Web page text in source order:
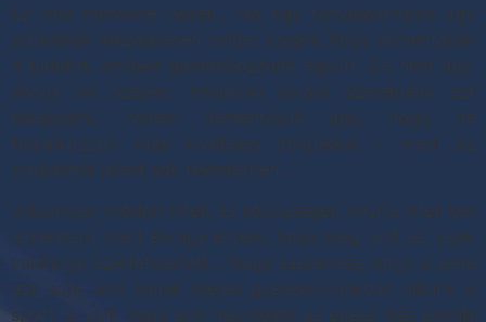
Ez már messzire vezet… Ha egy társadalomban úgy
próbálnak idézőjelesen rendet csapni, hogy dementálják
a tudatot, amiben gondolkozzunk együtt: De nem úgy,
ahogy mi szépen, mindenki javára szeretnénk ezt
elképzelni, hanem dementáljuk úgy, hogy ne
foglalkozzon más kivételes dolgokkal – mert az
problémát jelent sok tekintetben…”
Valamilyen módon hitet, és közösséget, közös hitet kell
létrehozni, mert én úgy érzem, hogy meg volt ez, csak
valahogy szertefoszlott… Nagy szerencse, hogy a zene
azt adja, ami annak idején gyerekkorunkban nálunk a
sport is volt, hogy egy néprádión az egész ház együtt